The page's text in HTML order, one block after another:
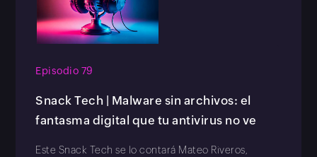
Episodio 79
Snack Tech | Malware sin archivos: el
fantasma digital que tu antivirus no ve
Este Snack Tech se lo contará Mateo Riveros,